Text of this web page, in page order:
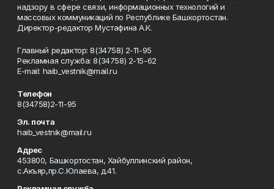
надзору в сфере связи, информационных технологий и
массовых коммуникаций по Республике Башкортостан.
Директор-редактор Мустафина А.К.
Главный редактор: 8(34758) 2-11-95
Рекламная служба: 8(34758) 2-15-62
Е-mаil: haib_vestnik@mail.ru
Телефон
8(34758)2-11-95
Эл. почта
haib_vestnik@mail.ru
Адрес
453800, Башкортостан, Хайбуллинский район,
с.Акъяр,пр.С.Юлаева, д.41.